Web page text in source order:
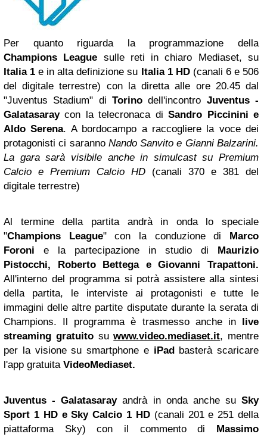
Per quanto riguarda la programmazione della
Champions League sulle reti in chiaro Mediaset, su
Italia 1 e in alta definizione su Italia 1 HD(canali 6 e 506
del digitale terrestre) con la diretta alle ore 20.45 dal
"Juventus Stadium" di Torino dell'incontro Juventus -
Galatasaraycon la telecronaca diSandro Piccinini e
Aldo Serena. A bordocampo a raccogliere la voce dei
protagonisti ci saranno Nando Sanvito e Gianni Balzarini.
La gara sarà visibile anche in simulcast su Premium
Calcio e Premium Calcio HD (canali 370 e 381 del
digitale terrestre)
Al termine della partita andrà in onda lo speciale
"Champions League" con la conduzione di Marco
Foroni e la partecipazione in studio di Maurizio
Pistocchi, Roberto BettegaeGiovanni Trapattoni.
All'interno del programma si potrà assistere alla sintesi
della partita, le interviste ai protagonisti e tutte le
immagini delle altre partite disputate durante la serata di
Champions. Il programma è trasmesso anche in live
streaming gratuitosuwww.video.mediaset.it, mentre
per la visione su smartphone e iPadbasterà scaricare
l'app gratuitaVideoMediaset.
Juventus - Galatasarayandrà in onda anche su Sky
Sport 1 HD e Sky Calcio 1 HD(canali 201 e 251 della
piattaforma Sky) con il commento di Massimo